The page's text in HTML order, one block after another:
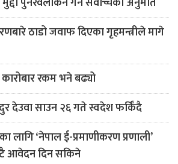
ठाडो जवाफ दिएका गृहमन्त्रीले मागे
रकम भने बढ्यो
देउवा साउन २६ गते स्वदेश फर्किँदै
लागि ‘नेपाल ई-प्रमाणीकरण प्रणाली’
आवेदन दिन सकिने